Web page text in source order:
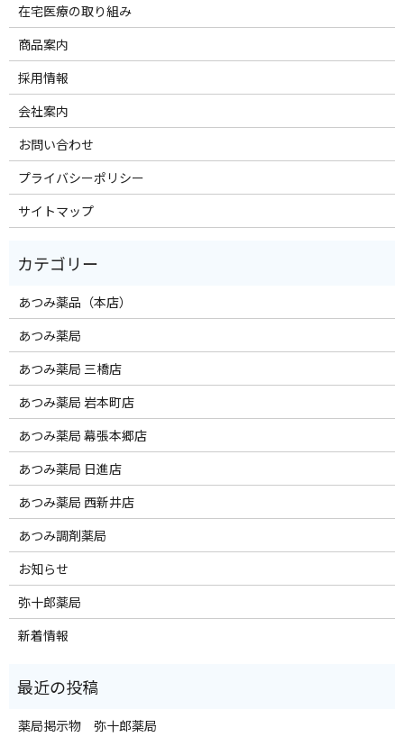
在宅医療の取り組み
商品案内
採用情報
会社案内
お問い合わせ
プライバシーポリシー
サイトマップ
あつみ薬品（本店）
あつみ薬局
あつみ薬局 三橋店
あつみ薬局 岩本町店
あつみ薬局 幕張本郷店
あつみ薬局 日進店
あつみ薬局 西新井店
あつみ調剤薬局
お知らせ
弥十郎薬局
新着情報
薬局掲示物 弥十郎薬局